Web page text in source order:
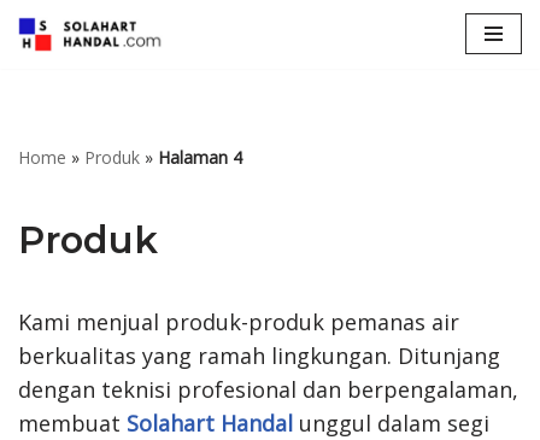
Home » Produk » Halaman 4
Produk
Kami menjual produk-produk pemanas air
berkualitas yang ramah lingkungan. Ditunjang
dengan teknisi profesional dan berpengalaman,
membuat Solahart Handal unggul dalam segi